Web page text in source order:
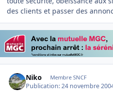
des clients et passer des
Niko Membre SNCF
Publication:24 novembre